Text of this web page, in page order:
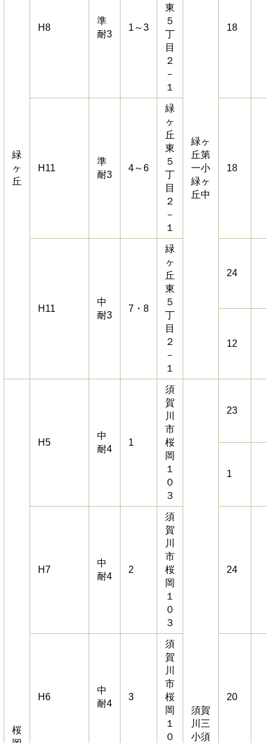
緑
ヶ
丘
H8
準
耐3
1～3
東
５
丁
目
２
－
１
緑ヶ
丘第
一小
緑ヶ
丘中
18
H11
準
耐3
4～6
緑
ヶ
丘
東
５
丁
目
２
－
１
18
H11
中
耐3
7・8
緑
ヶ
丘
東
５
丁
目
２
－
１
24
12
桜
H5
中
耐4
1
須
賀
川
市
桜
岡
１
０
３
須賀
川三
小須
23
1
H7
中
耐4
2
須
賀
川
市
桜
岡
１
０
３
24
H6
中
耐4
3
須
賀
川
市
桜
岡
１
０
20